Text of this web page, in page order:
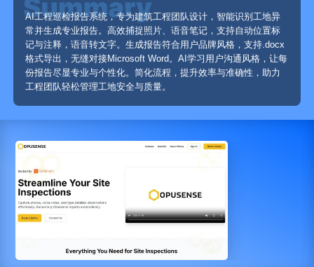
AI工程巡检报告系统，专为建筑工程团队设计，智能识别工地异
常并生成专业报告。高效捕捉照片、语音笔记，支持自动位置标
记与注释，语音转文字。生成报告符合用户品牌风格，支持.docx
格式导出，无缝对接Microsoft Word。AI学习用户沟通风格，让每
份报告尽显专业与个性化。简化流程，提升效率与准确性，助力
工程团队轻松管理工地安全与质量。